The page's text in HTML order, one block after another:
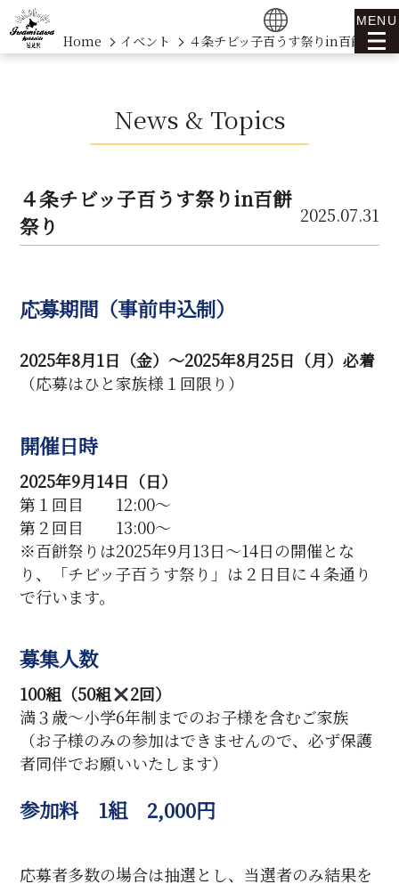
MENU
Home イベント ４条チビッ子百うす祭りin百餅祭り
News & Topics
2025.07.31
４条チビッ子百うす祭りin百餅
祭り
応募期間（事前申込制）
2025年8月1日（金）〜2025年8月25日（月）必着
（応募はひと家族様１回限り）
開催日時
2025年9月14日（日）
第１回目 12:00〜
第２回目 13:00〜
※百餅祭りは2025年9月13日〜14日の開催とな
り、「チビッ子百うす祭り」は２日目に４条通り
で行います。
募集人数
100組（50組
2回）
満３歳〜小学6年制までのお子様を含むご家族
（お子様のみの参加はできませんので、必ず保護
者同伴でお願いいたします）
参加料 1組 2,000円
応募者多数の場合は抽選とし、当選者のみ結果を